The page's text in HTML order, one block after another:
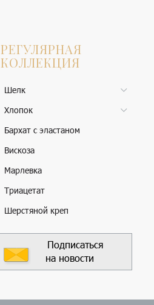
РЕГУЛЯРНАЯ
КОЛЛЕКЦИЯ
Шелк
Хлопок
Бархат с эластаном
Вискоза
Марлевка
Триацетат
Шерстяной креп
Подписаться
на новости